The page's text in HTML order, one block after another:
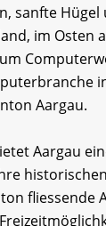
sanfte Hügel
im Osten
Aargau.
Aargau
fliessende